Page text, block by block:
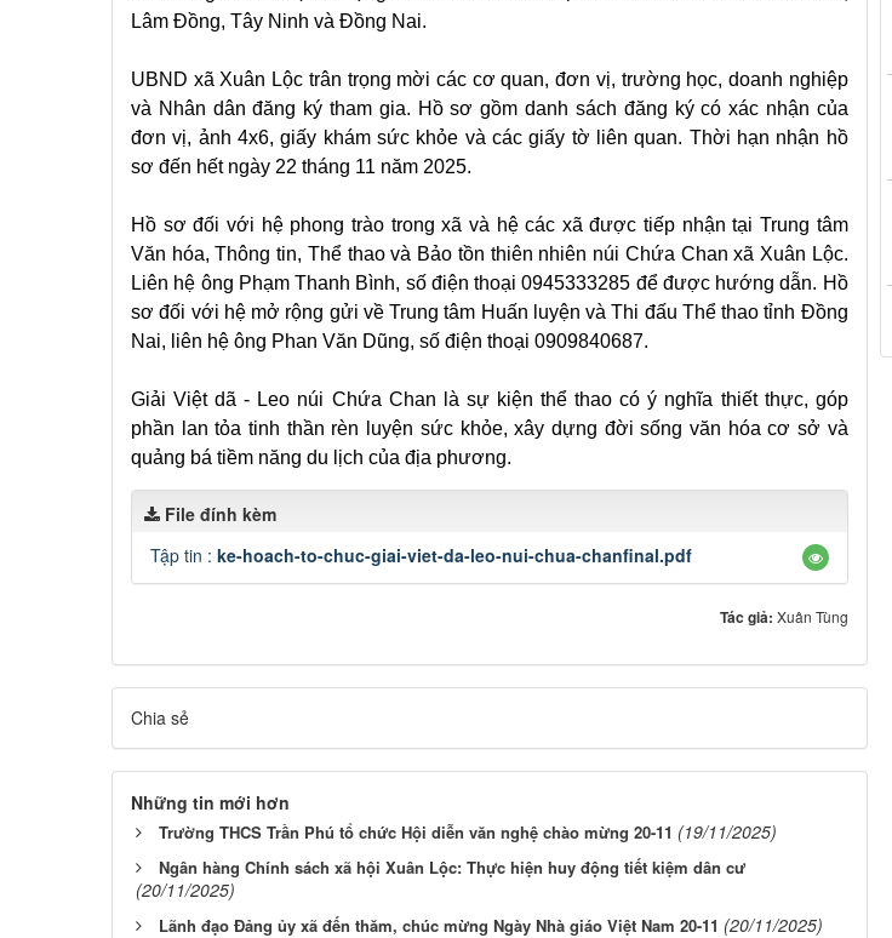
Lâm Đồng, Tây Ninh và Đồng Nai.
UBND xã Xuân Lộc trân trọng mời các cơ quan, đơn vị, trường học, doanh nghiệp
và Nhân dân đăng ký tham gia. Hồ sơ gồm danh sách đăng ký có xác nhận của
đơn vị, ảnh 4x6, giấy khám sức khỏe và các giấy tờ liên quan. Thời hạn nhận hồ
sơ đến hết ngày 22 tháng 11 năm 2025.
Hồ sơ đối với hệ phong trào trong xã và hệ các xã được tiếp nhận tại Trung tâm
Văn hóa, Thông tin, Thể thao và Bảo tồn thiên nhiên núi Chứa Chan xã Xuân Lộc.
Liên hệ ông Phạm Thanh Bình, số điện thoại 0945333285 để được hướng dẫn. Hồ
sơ đối với hệ mở rộng gửi về Trung tâm Huấn luyện và Thi đấu Thể thao tỉnh Đồng
Nai, liên hệ ông Phan Văn Dũng, số điện thoại 0909840687.
Giải Việt dã - Leo núi Chứa Chan là sự kiện thể thao có ý nghĩa thiết thực, góp
phần lan tỏa tinh thần rèn luyện sức khỏe, xây dựng đời sống văn hóa cơ sở và
quảng bá tiềm năng du lịch của địa phương.
File đính kèm
Tập tin : ke-hoach-to-chuc-giai-viet-da-leo-nui-chua-chanfinal.pdf
Tác giả: Xuân Tùng
Chia sẻ
Những tin mới hơn
Trường THCS Trần Phú tổ chức Hội diễn văn nghệ chào mừng 20-11 (19/11/2025)
Ngân hàng Chính sách xã hội Xuân Lộc: Thực hiện huy động tiết kiệm dân cư
(20/11/2025)
Lãnh đạo Đảng ủy xã đến thăm, chúc mừng Ngày Nhà giáo Việt Nam 20-11 (20/11/2025)